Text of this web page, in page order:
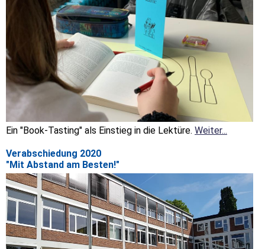
Ein "Book-Tasting" als Einstieg in die Lektüre. Weiter...
Verabschiedung 2020
"Mit Abstand am Besten!"